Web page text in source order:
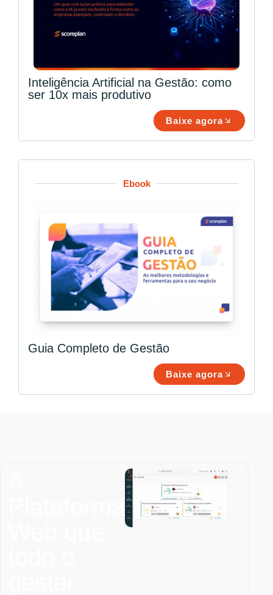
Inteligência Artificial na Gestão: como
ser 10x mais produtivo
Baixe agora
Ebook
Guia Completo de Gestão
Baixe agora